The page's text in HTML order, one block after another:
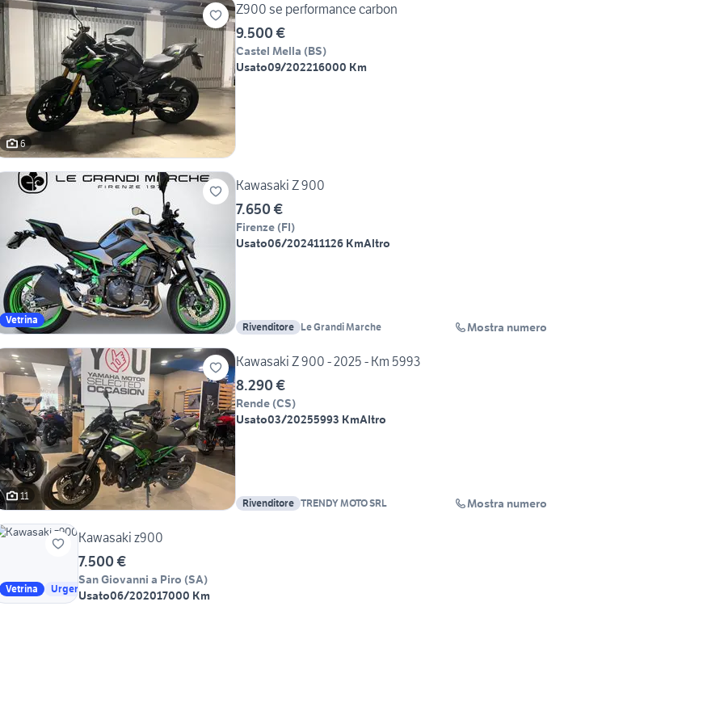
6
Z900 se performance carbon
9.500 €
Castel Mella (BS)
Usato09/202216000 Km
Vetrina
Kawasaki Z 900
7.650 €
Firenze (FI)
Usato06/202411126 KmAltro
Rivenditore Le Grandi Marche Mostra numero
11
Kawasaki Z 900 - 2025 - Km 5993
8.290 €
Rende (CS)
Usato03/20255993 KmAltro
Rivenditore TRENDY MOTO SRL Mostra numero
Vetrina Urgente
Kawasaki z900
7.500 €
San Giovanni a Piro (SA)
Usato06/202017000 Km